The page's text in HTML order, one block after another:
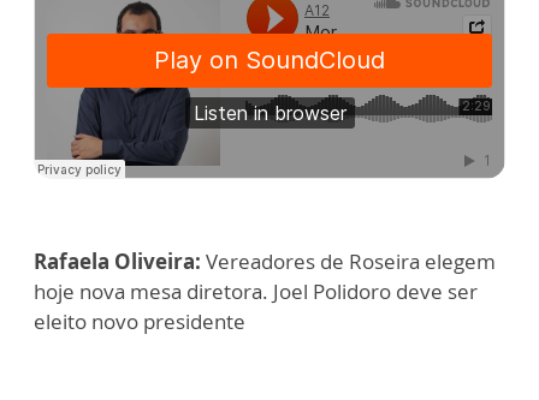
Rafaela Oliveira: Vereadores de Roseira elegem
hoje nova mesa diretora. Joel Polidoro deve ser
eleito novo presidente